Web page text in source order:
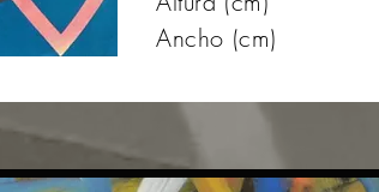
Ancho (cm)